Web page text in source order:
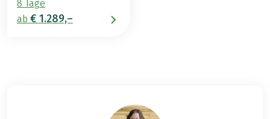
8 Tage
ab € 1.289,–